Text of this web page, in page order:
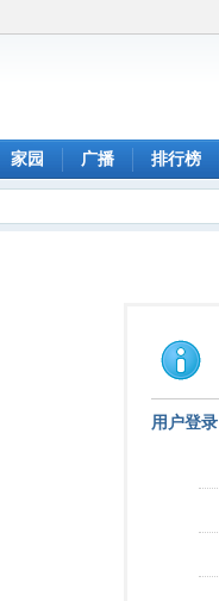
家园 广播 排行榜
用户登录